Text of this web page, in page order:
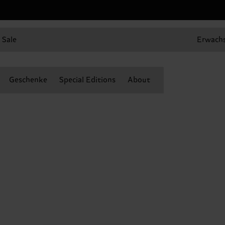
Sale
Geschenke Special Editions About